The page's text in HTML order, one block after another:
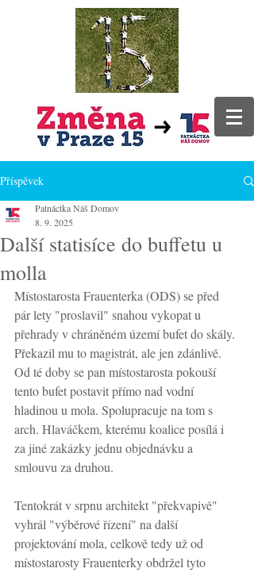
Příspěvek
Další statisíce do buffetu u
molla
Patnáctka Náš Domov
8. 9. 2025
Místostarosta Frauenterka (ODS) se před
pár lety "proslavil" snahou vykopat u
přehrady v chráněném území bufet do skály.
Překazil mu to magistrát, ale jen zdánlivě.
Od té doby se pan místostarosta pokouší
tento bufet postavit přímo nad vodní
hladinou u mola. Spolupracuje na tom s
arch. Hlaváčkem, kterému koalice posílá i
za jiné zakázky jednu objednávku a
smlouvu za druhou.
Tentokrát v srpnu architekt "překvapivě"
vyhrál "výběrové řízení" na další
projektování mola, celkově tedy už od
místostarosty Frauenterky obdržel tyto